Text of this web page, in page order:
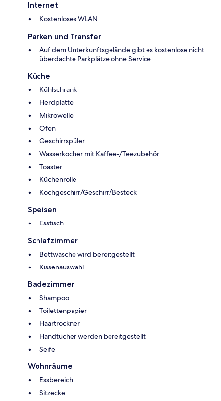
Internet
Kostenloses WLAN
Parken und Transfer
Auf dem Unterkunftsgelände gibt es kostenlose nicht
überdachte Parkplätze ohne Service
Küche
Kühlschrank
Herdplatte
Mikrowelle
Ofen
Geschirrspüler
Wasserkocher mit Kaffee-/Teezubehör
Toaster
Küchenrolle
Kochgeschirr/Geschirr/Besteck
Speisen
Esstisch
Schlafzimmer
Bettwäsche wird bereitgestellt
Kissenauswahl
Badezimmer
Shampoo
Toilettenpapier
Haartrockner
Handtücher werden bereitgestellt
Seife
Wohnräume
Essbereich
Sitzecke